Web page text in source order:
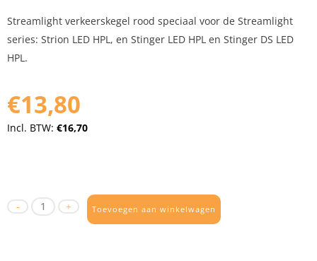
Streamlight verkeerskegel rood speciaal voor de Streamlight
series: Strion LED HPL, en Stinger LED HPL en Stinger DS LED
HPL.
€13,80
Incl. BTW: €16,70
Toevoegen aan winkelwagen